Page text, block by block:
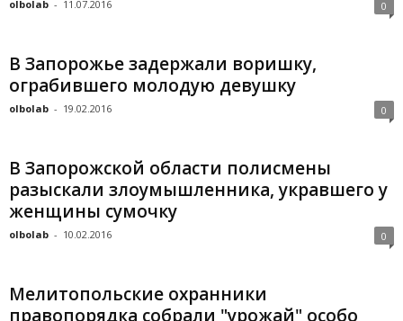
olbolab - 11.07.2016 0
В Запорожье задержали воришку,
ограбившего молодую девушку
olbolab - 19.02.2016 0
В Запорожской области полисмены
разыскали злоумышленника, укравшего у
женщины сумочку
olbolab - 10.02.2016 0
Мелитопольские охранники
правопорядка собрали "урожай" особо